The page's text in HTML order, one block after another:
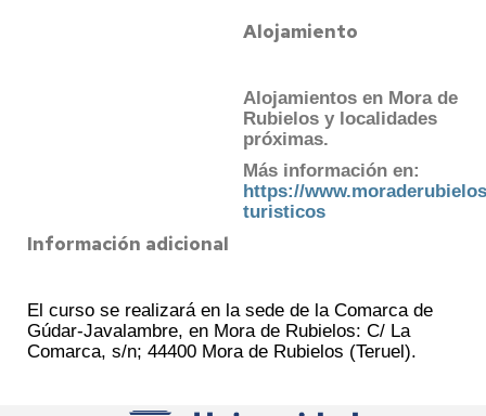
Alojamiento
Alojamientos en Mora de
Rubielos y localidades
próximas.
Más información en:
https://
turisticos
Información adicional
El curso se realizará en la sede de la Comarca de
Gúdar-Javalambre, en Mora de Rubielos: C/ La
Comarca, s/n; 44400 Mora de Rubielos (Teruel).